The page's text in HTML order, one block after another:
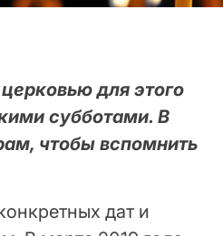
для этого
субботами. В
чтобы вспомнить
дат и